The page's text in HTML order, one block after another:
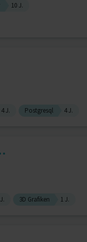
10 J.
4 J. Postgresql 4 J.
3D Grafiken 1 J.